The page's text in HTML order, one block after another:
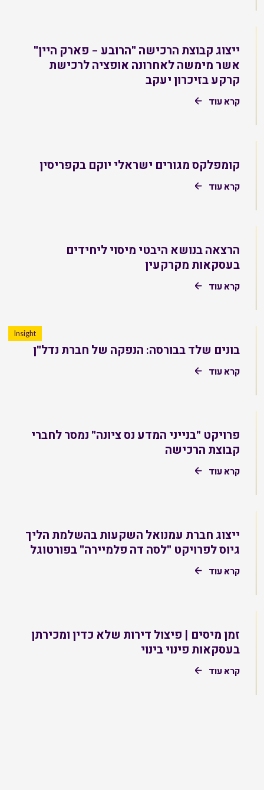
ייצוג קבוצת הרכישה "הרובע – פארק היין"
אשר מימשה לאחרונה אופציה לרכישת
קרקע בזיכרון יעקב
קרא עוד
קומפלקס מגורים ישראלי יוקם בקפריסין
קרא עוד
הרצאה בנושא היבטי מיסוי ליחידים
בעסקאות מקרקעין
קרא עוד
בונים שלד בבורסה: הנפקה של חברת נדל"ן
Insight
קרא עוד
פרויקט "בנייני המדע נס ציונה" נמסר לחברי
קבוצת הרכישה
קרא עוד
ייצוג חברת עמנואל השקעות בהשלמת הליך
גיוס לפרויקט "לסה דה פלמיירה" בפורטוגל
קרא עוד
זמן מיסים | פיצול דירות שלא כדין ומכירתן
בעסקאות פינוי בינוי
קרא עוד